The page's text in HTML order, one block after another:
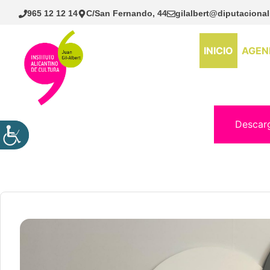
Saltar
965 12 12 14 C/San Fernando, 44
INICIO